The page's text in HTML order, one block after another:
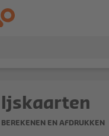
Ijskaarten
BEREKENEN EN AFDRUKKEN